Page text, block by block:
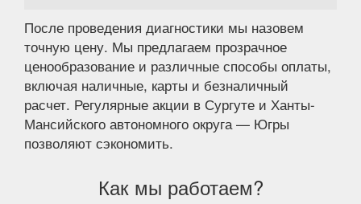
После проведения диагностики мы назовем
точную цену. Мы предлагаем прозрачное
ценообразование и различные способы оплаты,
включая наличные, карты и безналичный
расчет. Регулярные акции в Сургуте и Ханты-
Мансийского автономного округа — Югры
позволяют сэкономить.
Как мы работаем?